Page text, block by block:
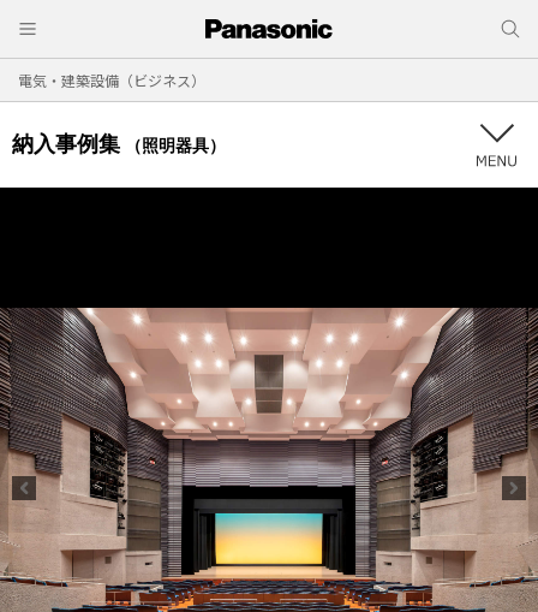
電気・建築設備（ビジネス）
納入事例集 （照明器具）